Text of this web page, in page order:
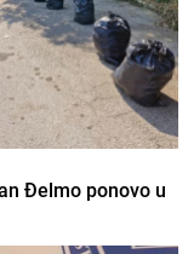
Đelmo ponovo u